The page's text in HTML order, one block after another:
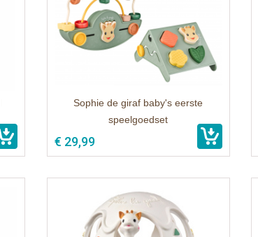
Sophie de giraf baby's eerste
speelgoedset
€ 29,99